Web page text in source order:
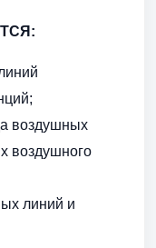
воздушных
воздушного
линий и